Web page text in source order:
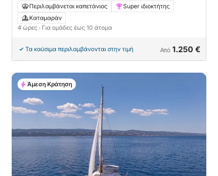
του Brac
Περιλαμβάνεται καπετάνιος
Super ιδιοκτήτης
Καταμαράν
4 ώρες · Για ομάδες έως 10 άτομα
Τα καύσιμα περιλαμβάνονται στην τιμή Από 1.250 €
Άμεση Κράτηση